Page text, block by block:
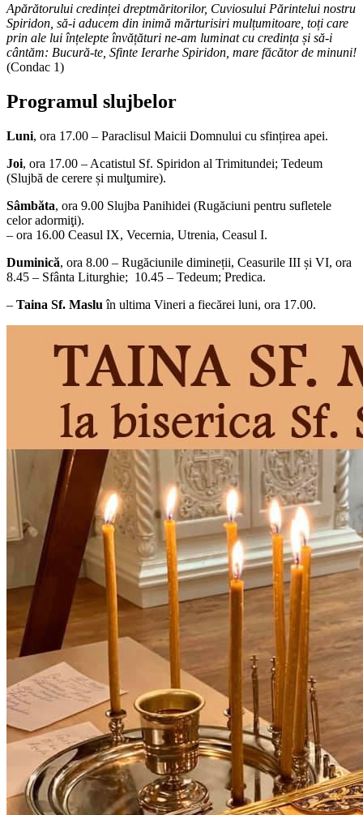
Apărătorului credinței dreptmăritorilor, Cuviosului Părintelui nostru
Spiridon, să-i aducem din inimă mărturisiri mulțumitoare, toți care
prin ale lui înțelepte învățături ne-am luminat cu credința și să-i
cântăm: Bucură-te, Sfinte Ierarhe Spiridon, mare făcător de minuni!
(Condac 1)
Programul slujbelor
Luni, ora 17.00 – Paraclisul Maicii Domnului cu sfințirea apei.
Joi, ora 17.00 – Acatistul Sf. Spiridon al Trimitundei; Tedeum
(Slujbă de cerere și mulţumire).
Sâmbăta, ora 9.00 Slujba Panihidei (Rugăciuni pentru sufletele
celor adormiţi).
– ora 16.00 Ceasul IX, Vecernia, Utrenia, Ceasul I.
Duminică, ora 8.00 – Rugăciunile dimineții, Ceasurile III și VI, ora
8.45 – Sfânta Liturghie; 10.45 – Tedeum; Predica.
– Taina Sf. Maslu în ultima Vineri a fiecărei luni, ora 17.00.